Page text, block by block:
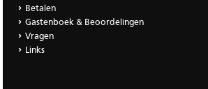
Betalen
Gastenboek & Beoordelingen
Vragen
Links